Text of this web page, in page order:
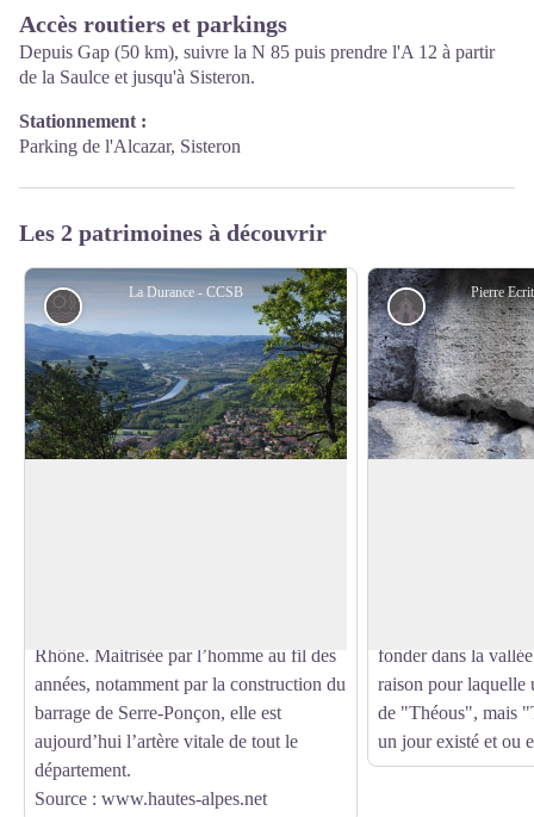
Accès routiers et parkings
Depuis Gap (50 km), suivre la N 85 puis prendre l'A 12 à partir
de la Saulce et jusqu'à Sisteron.
Stationnement :
Parking de l'Alcazar, Sisteron
Les 2 patrimoines à découvrir
La Durance - CCSB
Eau et rivière
Rhône. Maitrisée par l’homme au fil des
années, notamment par la construction du
barrage de Serre-Ponçon, elle est
aujourd’hui l’artère vitale de tout le
département.
Source : www.hautes-alpes.net
Pierre
Patrimoine
fonder dans la
raison pour laquelle
de "Théous", mais
un jour existé et ou